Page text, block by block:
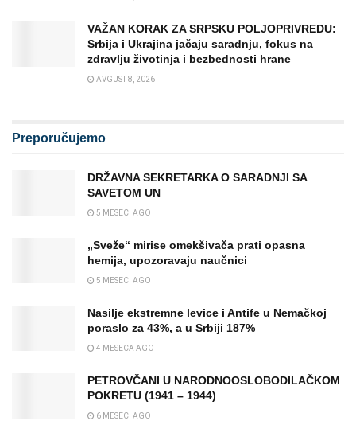
VAŽAN KORAK ZA SRPSKU POLJOPRIVREDU:
Srbija i Ukrajina jačaju saradnju, fokus na
zdravlju životinja i bezbednosti hrane
AVGUST 8, 2026
Preporučujemo
DRŽAVNA SEKRETARKA O SARADNJI SA
SAVETOM UN
5 MESECI AGO
„Sveže“ mirise omekšivača prati opasna
hemija, upozoravaju naučnici
5 MESECI AGO
Nasilje ekstremne levice i Antife u Nemačkoj
poraslo za 43%, a u Srbiji 187%
4 MESECA AGO
PETROVČANI U NARODNOOSLOBODILAČKOM
POKRETU (1941 – 1944)
6 MESECI AGO